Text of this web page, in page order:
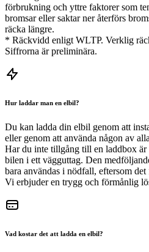
förbrukning och yttre faktorer som
bromsar eller saktar ner återförs
räcka längre.
* Räckvidd enligt WLTP. Verklig
Siffrorna är preliminära.
Hur laddar man en elbil?
Du kan ladda din elbil genom att
eller genom att använda någon av
Har du inte tillgång till en laddbox är
bilen i ett vägguttag. Den
bara användas i nödfall, eftersom
Vi erbjuder en trygg och förmånlig
Vad kostar det att ladda en elbil?